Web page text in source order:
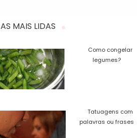
AS MAIS LIDAS
Como congelar
legumes?
Tatuagens com
palavras ou frases